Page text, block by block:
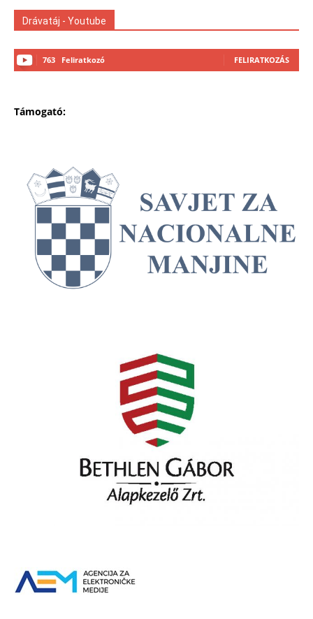
Drávatáj - Youtube
763 Feliratkozó FELIRATKOZÁS
Támogató: